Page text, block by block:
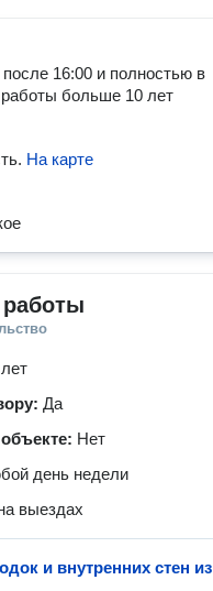
16:00 и полностью в
больше 10 лет
. На карте
Да
Нет
день недели
выездах
и внутренних стен из